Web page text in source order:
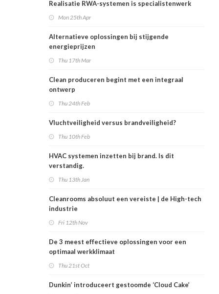
Realisatie RWA-systemen is specialistenwerk
Mon 25th Apr
Alternatieve oplossingen bij stijgende
energieprijzen
Thu 17th Mar
Clean produceren begint met een integraal
ontwerp
Thu 24th Feb
Vluchtveiligheid versus brandveiligheid?
Thu 10th Feb
HVAC systemen inzetten bij brand. Is dit
verstandig.
Thu 13th Jan
Cleanrooms absoluut een vereiste | de High-tech
industrie
Fri 12th Nov
De 3 meest effectieve oplossingen voor een
optimaal werkklimaat
Thu 21st Oct
Dunkin’ introduceert gestoomde ‘Cloud Cake’